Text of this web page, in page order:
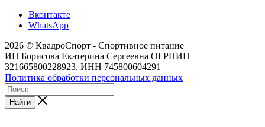
Вконтакте
WhatsApp
2026 © КвадроСпорт - Спортивное питание
ИП Борисова Екатерина Сергеевна ОГРНИП
321665800228923, ИНН 745800604291
Политика обработки персональных данных
Найти